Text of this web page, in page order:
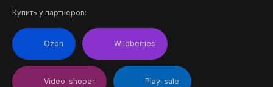
Купить у партнеров:
Ozon Wildberries
Video-shoper Play-sale